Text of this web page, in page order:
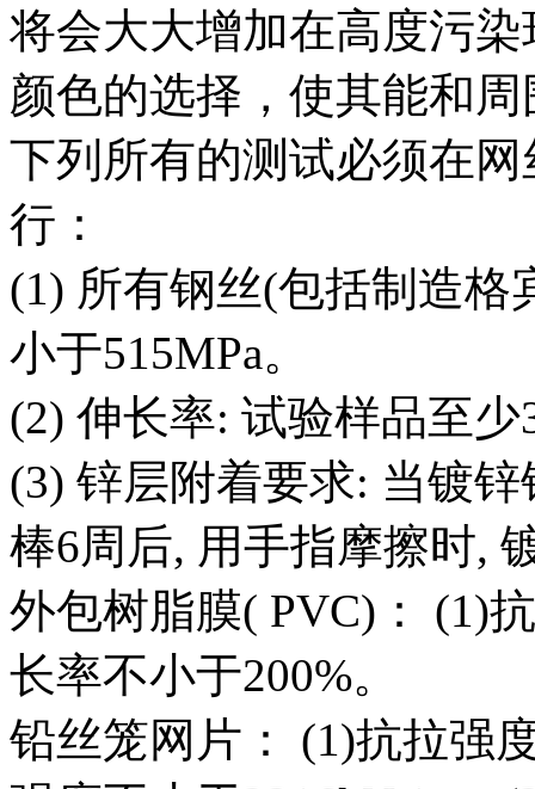
将会大大增加在高度污
颜色的选择，使其能和
下列所有的测试必须在
行：
(1) 所有钢丝(包括制造格
小于515MPa。
(2) 伸长率: 试验样品至
(3) 锌层附着要求: 当镀
棒6周后, 用手指摩擦时,
外包树脂膜( PVC)： (1)
长率不小于200%。
铅丝笼网片： (1)抗拉强